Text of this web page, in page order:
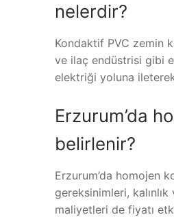
nelerdir?
Kondaktif PVC zemin
ve ilaç endüstrisi gibi
elektriği yoluna
Erzurum’da
belirlenir?
Erzurum’da homojen
gereksinimleri,
maliyetleri de fiyatı